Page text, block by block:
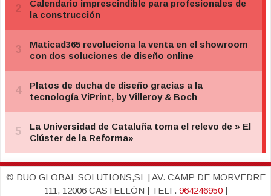
© DUO GLOBAL SOLUTIONS,SL | AV. CAMP DE MORVEDRE
111, 12006 CASTELLÓN | TELF. 964246950|